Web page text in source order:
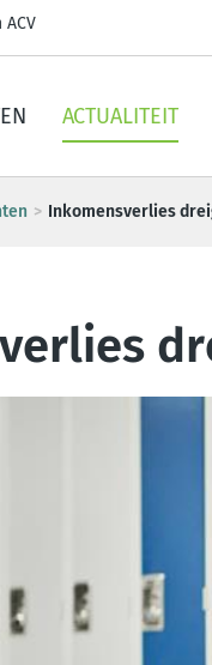
ACV
ACTUALITEIT
Inkomensverlies